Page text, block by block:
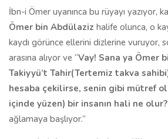
İbn-i Ömer uyanınca bu rüyayı yazıyor,
Ömer bin Abdülaziz halife olunca, o
kaydı görünce ellerini dizlerine vuruyor,
arasına alıyor ve “Vay! Sana ya Ömer
Takiyyü’t Tahir(Tertemiz takva
hesaba çekilirse, senin gibi mütref
içinde yüzen) bir insanın hali ne
ağlamaya başlıyor.”